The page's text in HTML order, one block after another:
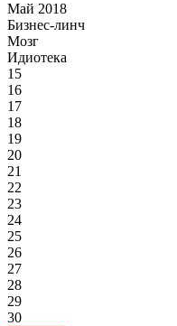
Май 2018
Бизнес-линч
Мозг
Идиотека
15
16
17
18
19
20
21
22
23
24
25
26
27
28
29
30